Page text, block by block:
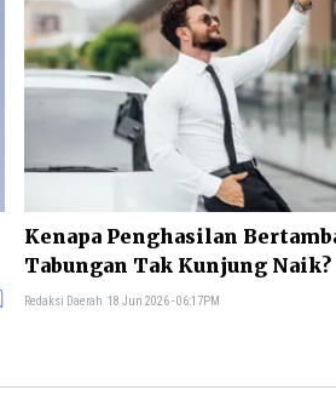
Kenapa Penghasilan
Tabungan Tak Kunjung Naik?
Redaksi Daerah 18 Jun 2026 - 06:17PM